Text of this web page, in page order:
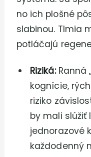
no ich plošné
slabinou. Tlmia
potláčajú
Riziká:Ranná
kognície,
riziko
by mali slúžiť
jednorazové
každodenný